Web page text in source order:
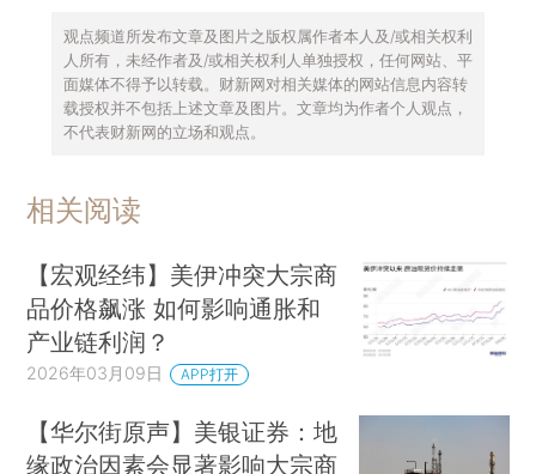
观点频道所发布文章及图片之版权属作者本人及/或相关权利
人所有，未经作者及/或相关权利人单独授权，任何网站、平
面媒体不得予以转载。财新网对相关媒体的网站信息内容转
载授权并不包括上述文章及图片。文章均为作者个人观点，
不代表财新网的立场和观点。
相关阅读
【宏观经纬】美伊冲突大宗商
品价格飙涨 如何影响通胀和
产业链利润？
2026年03月09日 APP打开
【华尔街原声】美银证券：地
缘政治因素会显著影响大宗商